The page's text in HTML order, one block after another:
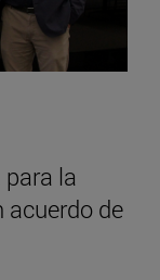
para la
acuerdo de